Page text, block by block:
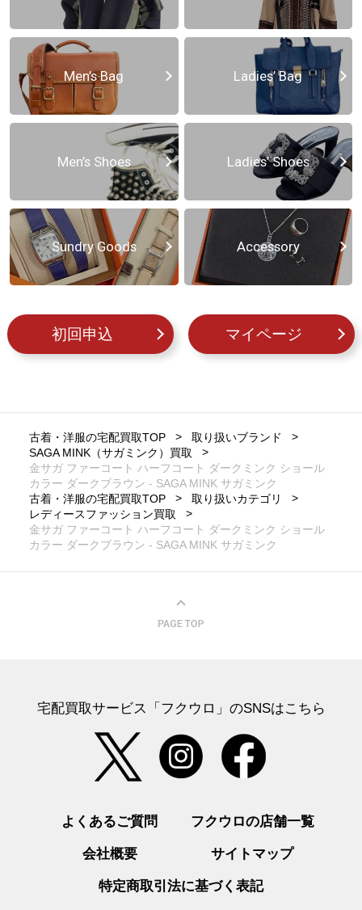
Men’s Bag Ladies’ Bag
Men’s Shoes Ladies’ Shoes
Sundry Goods Accessory
初回申込 マイページ
古着・洋服の宅配買取TOP
取り扱いブランド
SAGA MINK（サガミンク）買取
金サガ ファーコート ハーフコート ダークミンク ショール
カラー ダークブラウン - SAGA MINK サガミンク
古着・洋服の宅配買取TOP
取り扱いカテゴリ
レディースファッション買取
金サガ ファーコート ハーフコート ダークミンク ショール
カラー ダークブラウン - SAGA MINK サガミンク
宅配買取サービス「フクウロ」のSNSはこちら
よくあるご質問 フクウロの店舗一覧
会社概要 サイトマップ
特定商取引法に基づく表記